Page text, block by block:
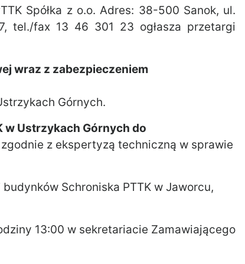
Spółka z o.o. Adres: 38-500 Sanok, ul.
tel./fax 13 46 301 23 ogłasza przetargi
wraz z zabezpieczeniem
Górnych.
w Ustrzykach Górnych do
zgodnie z ekspertyzą techniczną w sprawie
budynków Schroniska PTTK w Jaworcu,
13:00 w sekretariacie Zamawiającego